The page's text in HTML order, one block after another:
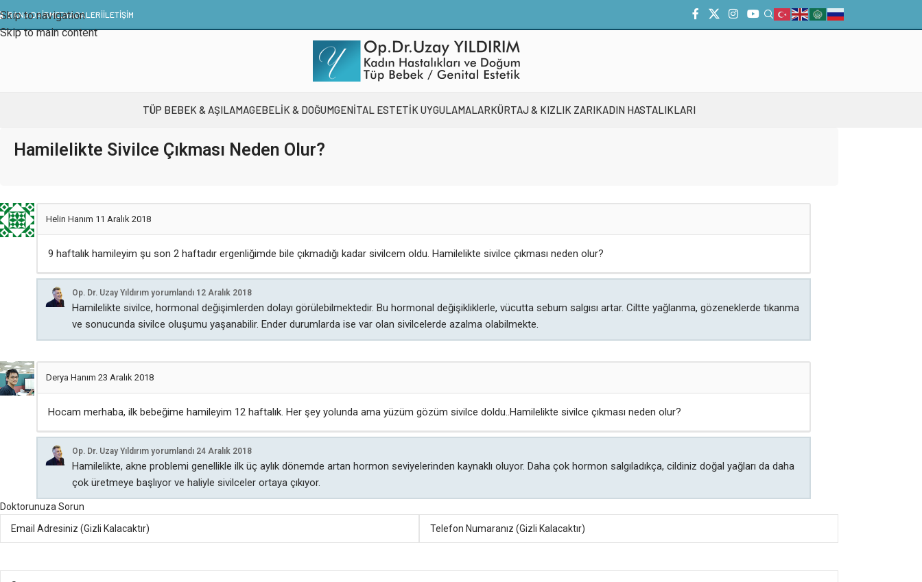
Skip to navigation
Skip to main content
BANA DAİRMEDYAGALERIİLETIŞIM
TÜP BEBEK & AŞILAMAGEBELIK & DOĞUMGENİTAL ESTETİK UYGULAMALARKÜRTAJ & KIZLIK ZARIKADIN HASTALIKLARI
Hamilelikte Sivilce Çıkması Neden Olur?
Helin Hanım 11 Aralık 2018
9 haftalık hamileyim şu son 2 haftadır ergenliğimde bile çıkmadığı kadar sivilcem oldu. Hamilelikte sivilce çıkması neden olur?
Op. Dr. Uzay Yıldırım yorumlandı 12 Aralık 2018
Hamilelikte sivilce, hormonal değişimlerden dolayı görülebilmektedir. Bu hormonal değişikliklerle, vücutta sebum salgısı artar. Ciltte yağlanma, gözeneklerde tıkanma
ve sonucunda sivilce oluşumu yaşanabilir. Ender durumlarda ise var olan sivilcelerde azalma olabilmekte.
Derya Hanım 23 Aralık 2018
Hocam merhaba, ilk bebeğime hamileyim 12 haftalık. Her şey yolunda ama yüzüm gözüm sivilce doldu..Hamilelikte sivilce çıkması neden olur?
Op. Dr. Uzay Yıldırım yorumlandı 24 Aralık 2018
Hamilelikte, akne problemi genellikle ilk üç aylık dönemde artan hormon seviyelerinden kaynaklı oluyor. Daha çok hormon salgıladıkça, cildiniz doğal yağları da daha
çok üretmeye başlıyor ve haliyle sivilceler ortaya çıkıyor.
Doktorunuza Sorun